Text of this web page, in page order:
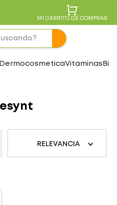
MI CARRITO DE COMPRAS
Vitaminas
RELEVANCIA